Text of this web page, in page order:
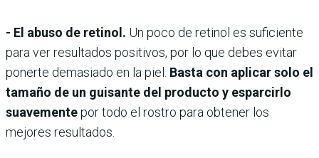
- El abuso de retinol. Un poco de retinol es suficiente
para ver resultados positivos, por lo que debes evitar
ponerte demasiado en la piel. Basta con aplicar solo el
tamaño de un guisante del producto y esparcirlo
suavementepor todo el rostro para obtener los
mejores resultados.